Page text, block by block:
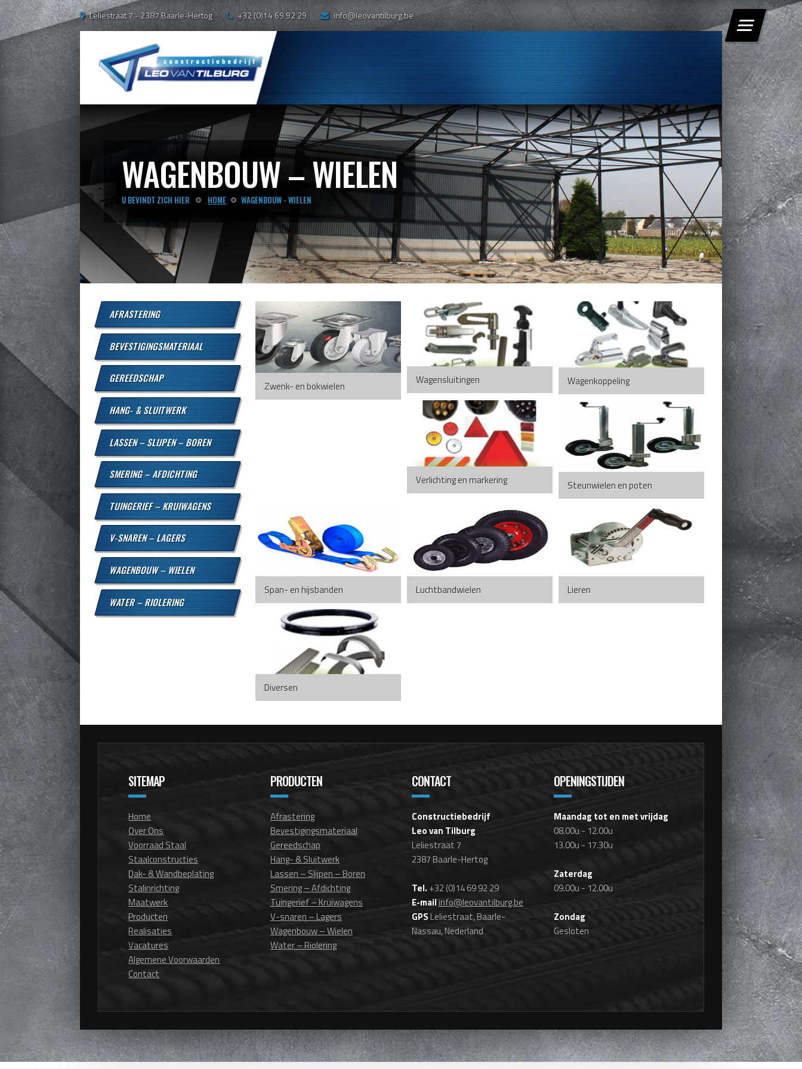
Leliestraat 7 - 2387 Baarle-Hertog +32 (0)14 69 92 29 info@leovantilburg.be
WAGENBOUW – WIELEN
U BEVINDT ZICH HIER HOME WAGENBOUW - WIELEN
AFRASTERING
BEVESTIGINGSMATERIAAL
GEREEDSCHAP
HANG- & SLUITWERK
LASSEN – SLIJPEN – BOREN
SMERING – AFDICHTING
TUINGERIEF – KRUIWAGENS
V-SNAREN – LAGERS
WAGENBOUW – WIELEN
WATER – RIOLERING
Zwenk- en bokwielen Wagensluitingen Wagenkoppeling
Verlichting en markering Steunwielen en poten
Span- en hijsbanden Luchtbandwielen Lieren
Diversen
SITEMAP
Home
Over Ons
Voorraad Staal
Staalconstructies
Dak- & Wandbeplating
Stalinrichting
Maatwerk
Producten
Realisaties
Vacatures
Algemene Voorwaarden
Contact
PRODUCTEN
Afrastering
Bevestigingsmateriaal
Gereedschap
Hang- & Sluitwerk
Lassen – Slijpen – Boren
Smering – Afdichting
Tuingerief – Kruiwagens
V-snaren – Lagers
Wagenbouw – Wielen
Water – Riolering
CONTACT
Constructiebedrijf
Leo van Tilburg
Leliestraat 7
2387 Baarle-Hertog
Tel. +32 (0)14 69 92 29
E-mailinfo@leovantilburg.be
GPSLeliestraat, Baarle-
Nassau, Nederland
OPENINGSTIJDEN
Maandag tot en met vrijdag
08.00u - 12.00u
13.00u - 17.30u
Zaterdag
09.00u - 12.00u
Zondag
Gesloten